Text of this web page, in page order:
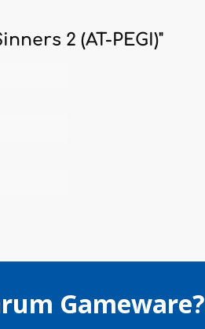
2 (AT-PEGI)"
Gameware?